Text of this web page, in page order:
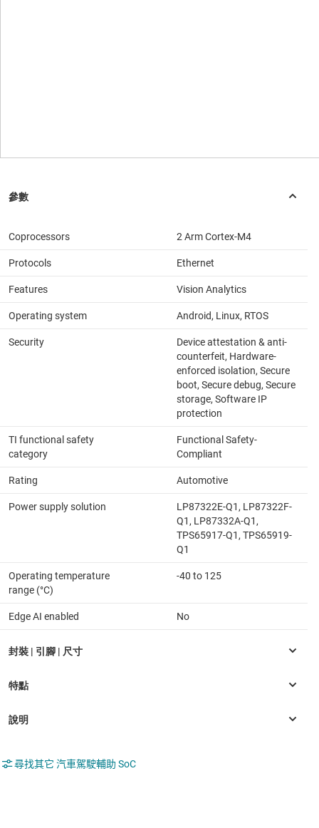
Coprocessors 2 Arm Cortex-M4
Protocols Ethernet
Features Vision Analytics
Operating system Android, Linux, RTOS
Security
Device attestation & anti-
counterfeit, Hardware-
enforced isolation, Secure
boot, Secure debug, Secure
storage, Software IP
protection
TI functional safety
category
Functional Safety-
Compliant
Rating Automotive
Power supply solution
LP87322E-Q1, LP87322F-
Q1, LP87332A-Q1,
TPS65917-Q1, TPS65919-
Q1
Operating temperature
range (°C)
-40 to 125
Edge AI enabled No
尋找其它 汽車駕駛輔助 SoC